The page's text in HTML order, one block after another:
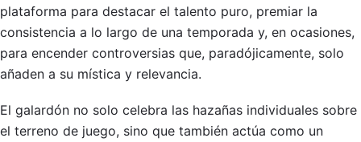
plataforma para destacar el talento puro, premiar la
consistencia a lo largo de una temporada y, en ocasiones,
para encender controversias que, paradójicamente, solo
añaden a su mística y relevancia.
El galardón no solo celebra las hazañas individuales sobre
el terreno de juego, sino que también actúa como un